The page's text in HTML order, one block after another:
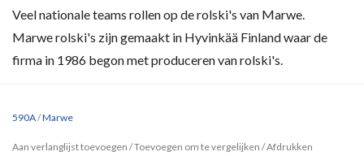
Veel nationale teams rollen op de rolski's van Marwe.
Marwe rolski's zijn gemaakt in Hyvinkää Finland waar de
firma in 1986 begon met produceren van rolski's.
590A/Marwe
Aan verlanglijst toevoegen /Toevoegen om te vergelijken /Afdrukken